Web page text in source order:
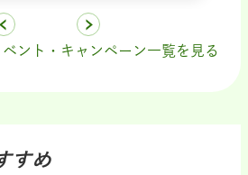
ベント・キャンペーン一覧を見る
すめ